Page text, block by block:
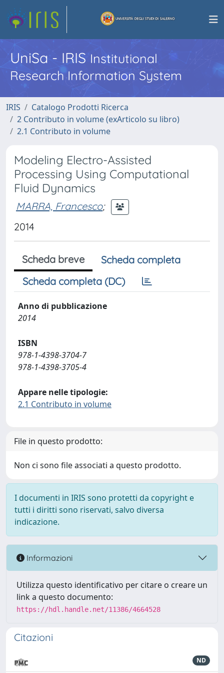
UniSa - IRISInstitutional
Research Information System
IRIS
Catalogo Prodotti Ricerca
2 Contributo in volume (exArticolo su libro)
2.1 Contributo in volume
Modeling Electro-Assisted
Processing Using Computational
Fluid Dynamics
MARRA, Francesco;
2014
Scheda breve
Scheda completa
Scheda completa (DC)
Anno di pubblicazione
2014
ISBN
978-1-4398-3704-7
978-1-4398-3705-4
Appare nelle tipologie:
2.1 Contributo in volume
File in questo prodotto:
Non ci sono file associati a questo prodotto.
I documenti in IRIS sono protetti da copyright e
tutti i diritti sono riservati, salvo diversa
indicazione.
Informazioni
Utilizza questo identificativo per citare o creare un
link a questo documento:
https://hdl.handle.net/11386/4664528
Citazioni
ND